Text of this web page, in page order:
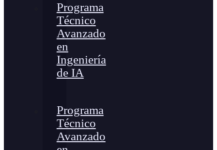
Programa
Técnico
Avanzado
en
Ingeniería
de IA
Programa
Técnico
Avanzado